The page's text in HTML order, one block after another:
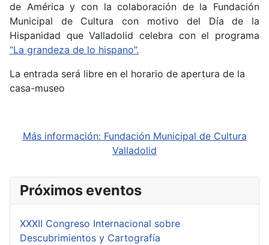
de América y con la colaboración de la Fundación
Municipal de Cultura con motivo del Día de la
Hispanidad que Valladolid celebra con el programa
“La grandeza de lo hispano”.
La entrada será libre en el horario de apertura de la
casa-museo
Más información: Fundación Municipal de Cultura
Valladolid
Próximos eventos
XXXII Congreso Internacional sobre
Descubrimientos y Cartografía